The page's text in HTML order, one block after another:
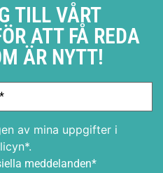
TILL VÅRT
ATT FÅ REDA
ÄR NYTT!
av mina uppgifter i
meddelanden*